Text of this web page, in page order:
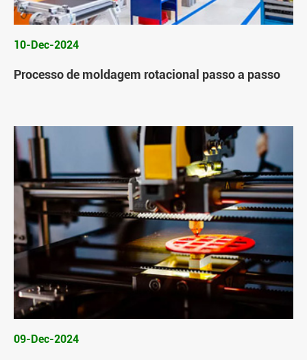
10-Dec-2024
Processo de moldagem rotacional passo a passo
09-Dec-2024